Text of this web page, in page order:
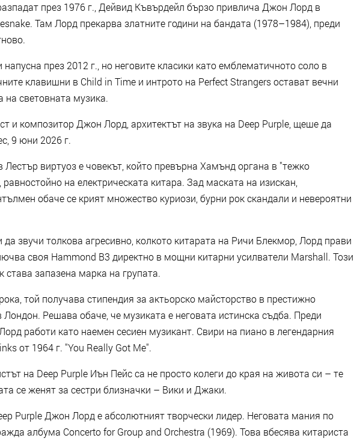
през 1976 г., Дейвид Къвърдейл бързо привлича Джон Лорд в
Там Лорд прекарва златните години на бандата (1978–1984), преди
през 2012 г., но неговите класики като емблематичното соло в
клавишни в Child in Time и интрото на Perfect Strangers остават вечни
на световната музика.
и композитор Джон Лорд, архитектът на звука на Deep Purple, щеше да
9 юни 2026 г.
Лестър виртуоз е човекът, който превърна Хамънд органа в "тежко
на електрическата китара. Зад маската на изискан,
обаче се крият множество куриози, бурни рок скандали и невероятни
да звучи толкова агресивно, колкото китарата на Ричи Блекмор, Лорд прави
своя Hammond B3 директно в мощни китарни усилватели Marshall. Този
запазена марка на групата.
той получава стипендия за актьорско майсторство в престижно
Решава обаче, че музиката е неговата истинска съдба. Преди
работи като наемен сесиен музикант. Свири на пиано в легендарния
от 1964 г. "You Really Got Me".
на Deep Purple Иън Пейс са не просто колеги до края на живота си – те
се женят за сестри близначки – Вики и Джаки.
Purple Джон Лорд е абсолютният творчески лидер. Неговата мания по
албума Concerto for Group and Orchestra (1969). Това вбесява китариста